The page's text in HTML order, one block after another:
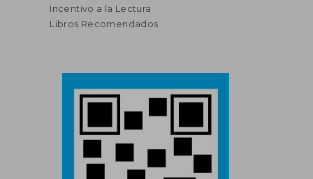
Incentivo a la Lectura
Libros Recomendados